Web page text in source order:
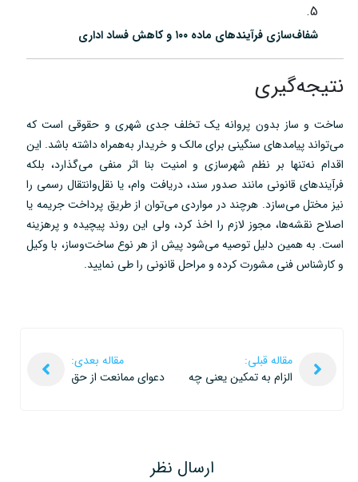
شفاف‌سازی فرآیندهای ماده ۱۰۰ و کاهش فساد اداری
نتیجه‌گیری
ساخت و ساز بدون پروانه یک تخلف جدی شهری و حقوقی است که
می‌تواند پیامدهای سنگینی برای مالک و خریدار به‌همراه داشته باشد. این
اقدام نه‌تنها بر نظم شهرسازی و امنیت بنا اثر منفی می‌گذارد، بلکه
فرآیندهای قانونی مانند صدور سند، دریافت وام، یا نقل‌وانتقال رسمی را
نیز مختل می‌سازد. هرچند در مواردی می‌توان از طریق پرداخت جریمه یا
اصلاح نقشه‌ها، مجوز لازم را اخذ کرد، ولی این روند پیچیده و پرهزینه
است. به همین دلیل توصیه می‌شود پیش از هر نوع ساخت‌وساز، با وکیل
و کارشناس فنی مشورت کرده و مراحل قانونی را طی نمایید.
مقاله قبلی:
الزام به تمکین یعنی چه
مقاله بعدی:
دعوای ممانعت از حق
ارسال نظر